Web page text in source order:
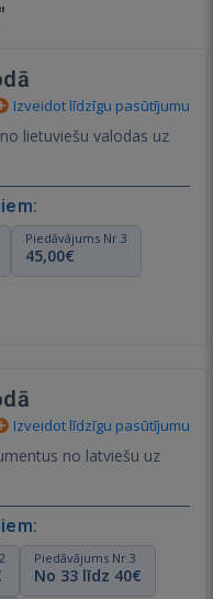
Izveidot līdzīgu pasūtījumu
lietuviešu valodas uz
Piedāvājums Nr.3
45,00€
Izveidot līdzīgu pasūtījumu
Piedāvājums Nr.3
No 33 līdz 40€